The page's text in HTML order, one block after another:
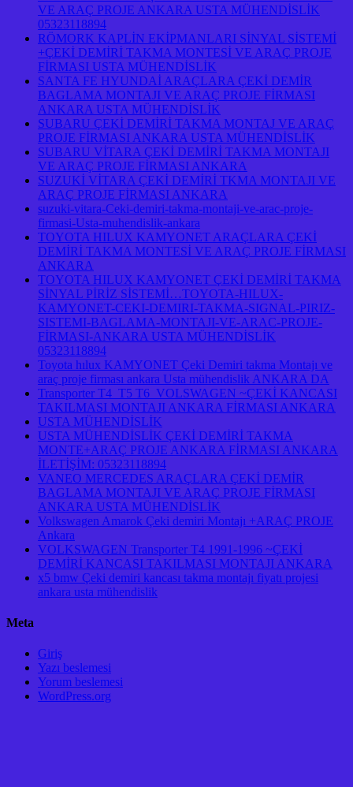
VE ARAÇ PROJE ANKARA USTA MÜHENDİSLİK
05323118894
RÖMORK KAPLİN EKİPMANLARI SİNYAL SİSTEMİ
+ÇEKİ DEMİRİ TAKMA MONTESİ VE ARAÇ PROJE
FİRMASI USTA MÜHENDİSLİK
SANTA FE HYUNDAİ ARAÇLARA ÇEKİ DEMİR
BAGLAMA MONTAJI VE ARAÇ PROJE FİRMASI
ANKARA USTA MÜHENDİSLİK
SUBARU ÇEKİ DEMİRİ TAKMA MONTAJ VE ARAÇ
PROJE FİRMASI ANKARA USTA MÜHENDİSLİK
SUBARU VİTARA ÇEKİ DEMİRİ TAKMA MONTAJI
VE ARAÇ PROJE FİRMASI ANKARA
SUZUKİ VİTARA ÇEKİ DEMİRİ TKMA MONTAJI VE
ARAÇ PROJE FİRMASI ANKARA
suzuki-vitara-Ceki-demiri-takma-montaji-ve-arac-proje-
firmasi-Usta-muhendislik-ankara
TOYOTA HILUX KAMYONET ARAÇLARA ÇEKİ
DEMİRİ TAKMA MONTESİ VE ARAÇ PROJE FİRMASI
ANKARA
TOYOTA HILUX KAMYONET ÇEKİ DEMİRİ TAKMA
SİNYAL PİRİZ SİSTEMİ…TOYOTA-HILUX-
KAMYONET-CEKI-DEMIRI-TAKMA-SIGNAL-PIRIZ-
SISTEMI-BAGLAMA-MONTAJI-VE-ARAC-PROJE-
FİRMASI-ANKARA USTA MÜHENDİSLİK
05323118894
Toyota hılux KAMYONET Çeki Demiri takma Montajı ve
araç proje firması ankara Usta mühendislik ANKARA DA
Transporter T4 T5 T6 VOLSWAGEN ~ÇEKİ KANCASI
TAKILMASI MONTAJI ANKARA FİRMASI ANKARA
USTA MÜHENDİSLİK
USTA MÜHENDİSLİK ÇEKİ DEMİRİ TAKMA
MONTE+ARAÇ PROJE ANKARA FİRMASI ANKARA
İLETİŞİM: 05323118894
VANEO MERCEDES ARAÇLARA ÇEKİ DEMİR
BAGLAMA MONTAJI VE ARAÇ PROJE FİRMASI
ANKARA USTA MÜHENDİSLİK
Volkswagen Amarok Çeki demiri Montajı +ARAÇ PROJE
Ankara
VOLKSWAGEN Transporter T4 1991-1996 ~ÇEKİ
DEMİRİ KANCASI TAKILMASI MONTAJI ANKARA
x5 bmw Çeki demiri kancası takma montajı fiyatı projesi
ankara usta mühendislik
Meta
Giriş
Yazı beslemesi
Yorum beslemesi
WordPress.org